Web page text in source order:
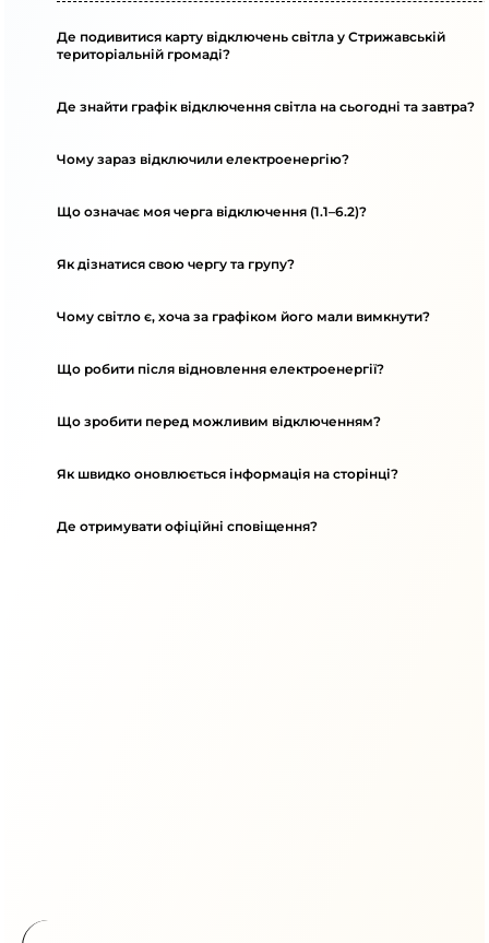
Де подивитися карту відключень світла у Стрижавській
територіальній громаді?
Де знайти графік відключення світла на сьогодні та завтра?
Чому зараз відключили електроенергію?
Що означає моя черга відключення (1.1–6.2)?
Як дізнатися свою чергу та групу?
Чому світло є, хоча за графіком його мали вимкнути?
Що робити після відновлення електроенергії?
Що зробити перед можливим відключенням?
Як швидко оновлюється інформація на сторінці?
Де отримувати офіційні сповіщення?